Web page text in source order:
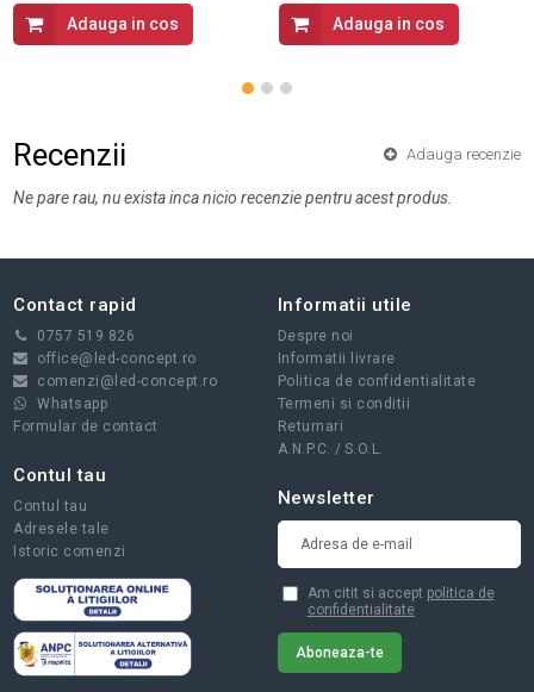
Adauga in cos Adauga in cos
Recenzii Adauga recenzie
Ne pare rau, nu exista inca nicio recenzie pentru acest produs.
Contact rapid
0757 519 826
office@led-concept.ro
comenzi@led-concept.ro
Whatsapp
Formular de contact
Informatii utile
Despre noi
Informatii livrare
Politica de confidentialitate
Termeni si conditii
Returnari
A.N.P.C. / S.O.L.
Contul tau
Contul tau
Adresele tale
Istoric comenzi
Newsletter
Am citit si accept politica de
confidentialitate